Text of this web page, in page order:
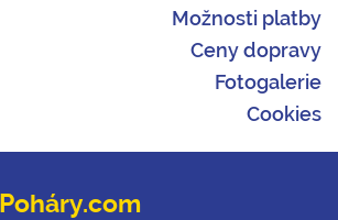
Možnosti platby
Ceny dopravy
Fotogalerie
Cookies
Poháry.com